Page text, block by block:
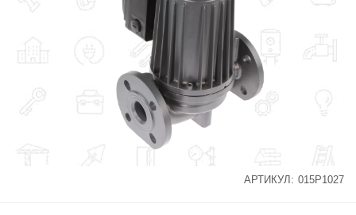
АРТИКУЛ: 015P1027